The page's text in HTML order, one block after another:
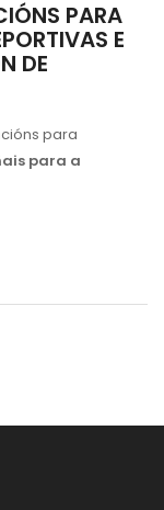
PARA
E
DE
para
para a